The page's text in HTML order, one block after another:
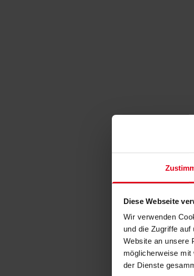
Diese Webseite
Wir verwenden
und die Zugriffe
Website an unsere
möglicherweise
der Dienste